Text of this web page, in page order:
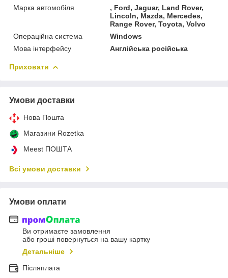
Марка автомобіля
, Ford, Jaguar, Land Rover,
Lincoln, Mazda, Mercedes,
Range Rover, Toyota, Volvo
Операційна система
Windows
Мова інтерфейсу
Англійська російська
Приховати
Умови доставки
Нова Пошта
Магазини Rozetka
Meest ПОШТА
Всі умови доставки
Умови оплати
Ви отримаєте замовлення
або гроші повернуться на вашу картку
Детальніше
Післяплата